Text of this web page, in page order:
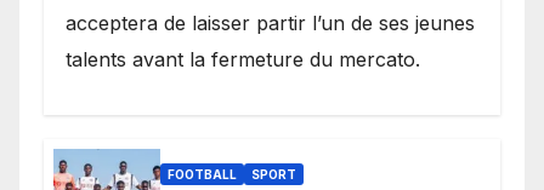
acceptera de laisser partir l’un de ses jeunes
talents avant la fermeture du mercato.
FOOTBALL SPORT